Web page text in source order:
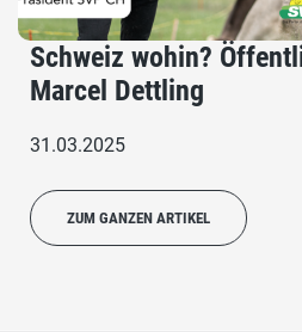
Schweiz wohin?
Marcel Dettling
31.03.2025
ZUM GANZEN ARTIKEL